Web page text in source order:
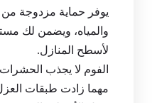
يوفر حماية مزدوجة
والمياه، ويضمن لك
لأسطح المنازل.
الفوم لا يجذب
مهما زادت طبقات